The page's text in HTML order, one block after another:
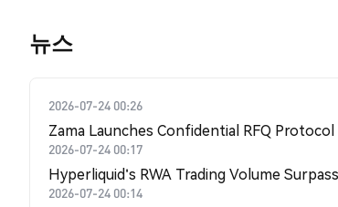
뉴스
2026-07-24 00:26
Zama Launches Confidential RFQ
2026-07-24 00:17
Hyperliquid's RWA Trading Volume
2026-07-24 00:14